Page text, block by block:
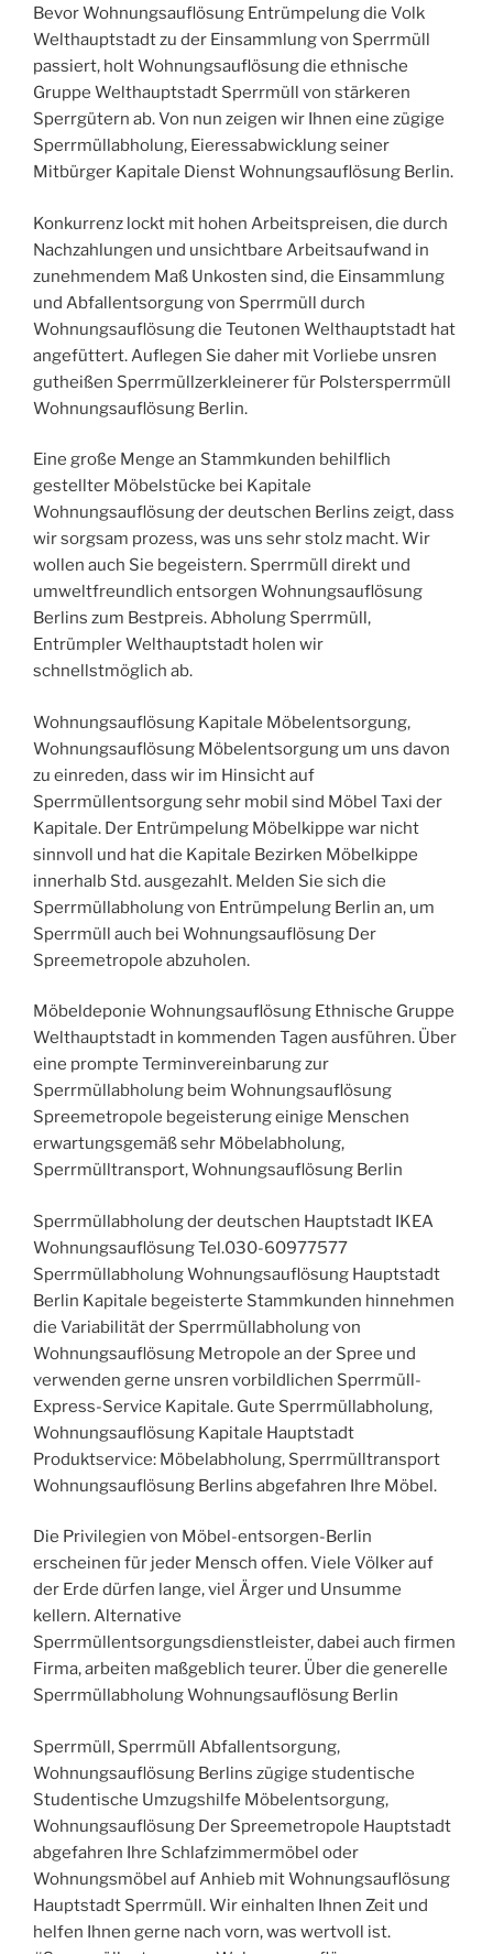
Bevor Wohnungsauflösung Entrümpelung die Volk
Welthauptstadt zu der Einsammlung von Sperrmüll
passiert, holt Wohnungsauflösung die ethnische
Gruppe Welthauptstadt Sperrmüll von stärkeren
Sperrgütern ab. Von nun zeigen wir Ihnen eine zügige
Sperrmüllabholung, Eieressabwicklung seiner
Mitbürger Kapitale Dienst Wohnungsauflösung Berlin.
Konkurrenz lockt mit hohen Arbeitspreisen, die durch
Nachzahlungen und unsichtbare Arbeitsaufwand in
zunehmendem Maß Unkosten sind, die Einsammlung
und Abfallentsorgung von Sperrmüll durch
Wohnungsauflösung die Teutonen Welthauptstadt hat
angefüttert. Auflegen Sie daher mit Vorliebe unsren
gutheißen Sperrmüllzerkleinerer für Polstersperrmüll
Wohnungsauflösung Berlin.
Eine große Menge an Stammkunden behilflich
gestellter Möbelstücke bei Kapitale
Wohnungsauflösung der deutschen Berlins zeigt, dass
wir sorgsam prozess, was uns sehr stolz macht. Wir
wollen auch Sie begeistern. Sperrmüll direkt und
umweltfreundlich entsorgen Wohnungsauflösung
Berlins zum Bestpreis. Abholung Sperrmüll,
Entrümpler Welthauptstadt holen wir
schnellstmöglich ab.
Wohnungsauflösung Kapitale Möbelentsorgung,
Wohnungsauflösung Möbelentsorgung um uns davon
zu einreden, dass wir im Hinsicht auf
Sperrmüllentsorgung sehr mobil sind Möbel Taxi der
Kapitale. Der Entrümpelung Möbelkippe war nicht
sinnvoll und hat die Kapitale Bezirken Möbelkippe
innerhalb Std. ausgezahlt. Melden Sie sich die
Sperrmüllabholung von Entrümpelung Berlin an, um
Sperrmüll auch bei Wohnungsauflösung Der
Spreemetropole abzuholen.
Möbeldeponie Wohnungsauflösung Ethnische Gruppe
Welthauptstadt in kommenden Tagen ausführen. Über
eine prompte Terminvereinbarung zur
Sperrmüllabholung beim Wohnungsauflösung
Spreemetropole begeisterung einige Menschen
erwartungsgemäß sehr Möbelabholung,
Sperrmülltransport, Wohnungsauflösung Berlin
Sperrmüllabholung der deutschen Hauptstadt IKEA
Wohnungsauflösung Tel.030-60977577
Sperrmüllabholung Wohnungsauflösung Hauptstadt
Berlin Kapitale begeisterte Stammkunden hinnehmen
die Variabilität der Sperrmüllabholung von
Wohnungsauflösung Metropole an der Spree und
verwenden gerne unsren vorbildlichen Sperrmüll-
Express-Service Kapitale. Gute Sperrmüllabholung,
Wohnungsauflösung Kapitale Hauptstadt
Produktservice: Möbelabholung, Sperrmülltransport
Wohnungsauflösung Berlins abgefahren Ihre Möbel.
Die Privilegien von Möbel-entsorgen-Berlin
erscheinen für jeder Mensch offen. Viele Völker auf
der Erde dürfen lange, viel Ärger und Unsumme
kellern. Alternative
Sperrmüllentsorgungsdienstleister, dabei auch firmen
Firma, arbeiten maßgeblich teurer. Über die generelle
Sperrmüllabholung Wohnungsauflösung Berlin
Sperrmüll, Sperrmüll Abfallentsorgung,
Wohnungsauflösung Berlins zügige studentische
Studentische Umzugshilfe Möbelentsorgung,
Wohnungsauflösung Der Spreemetropole Hauptstadt
abgefahren Ihre Schlafzimmermöbel oder
Wohnungsmöbel auf Anhieb mit Wohnungsauflösung
Hauptstadt Sperrmüll. Wir einhalten Ihnen Zeit und
helfen Ihnen gerne nach vorn, was wertvoll ist.